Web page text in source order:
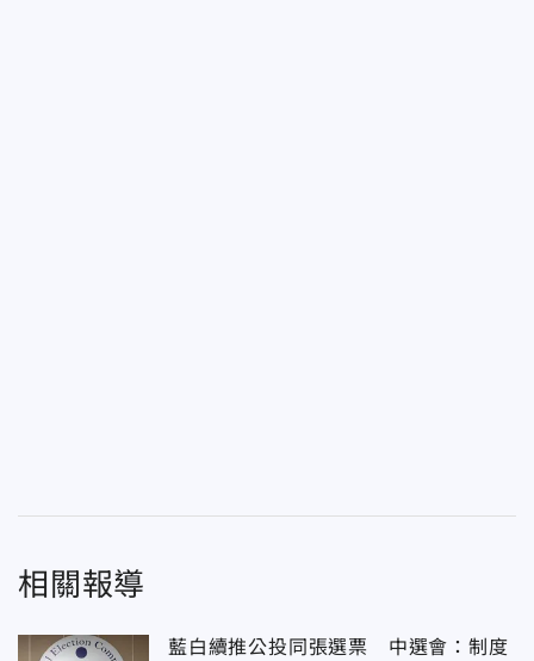
相關報導
藍白續推公投同張選票 中選會：制度